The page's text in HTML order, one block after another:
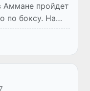
Аммане пройдет
по боксу. На
года участие